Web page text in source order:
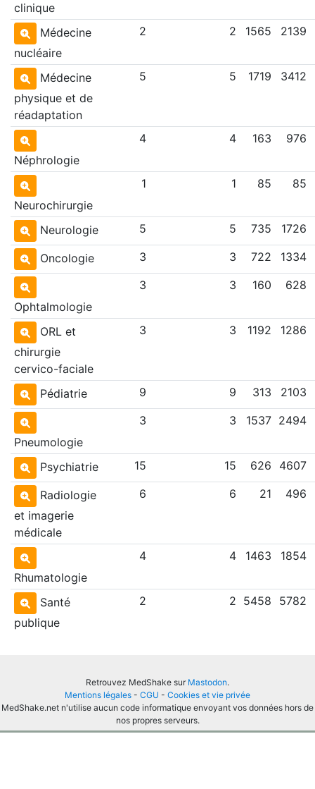
clinique
Médecine
nucléaire
2 2 1565 2139
Médecine
physique et de
réadaptation
5 5 1719 3412
Néphrologie
4 4 163 976
Neurochirurgie
1 1 85 85
Neurologie 5 5 735 1726
Oncologie 3 3 722 1334
Ophtalmologie
3 3 160 628
ORL et
chirurgie
cervico-faciale
3 3 1192 1286
Pédiatrie 9 9 313 2103
Pneumologie
3 3 1537 2494
Psychiatrie 15 15 626 4607
Radiologie
et imagerie
médicale
6 6 21 496
Rhumatologie
4 4 1463 1854
Santé
publique
2 2 5458 5782
Retrouvez MedShake sur Mastodon.
Mentions légales - CGU - Cookies et vie privée
MedShake.net n'utilise aucun code informatique envoyant vos données hors de
nos propres serveurs.